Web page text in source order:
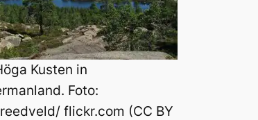
Kusten in
Foto:
flickr.com (CC BY